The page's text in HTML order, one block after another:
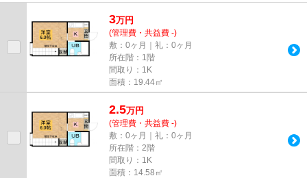
3万円
(管理費・共益費 -)
敷：0ヶ月｜礼：0ヶ月
所在階：1階
間取り：1K
面積：19.44㎡
2.5万円
(管理費・共益費 -)
敷：0ヶ月｜礼：0ヶ月
所在階：2階
間取り：1K
面積：14.58㎡